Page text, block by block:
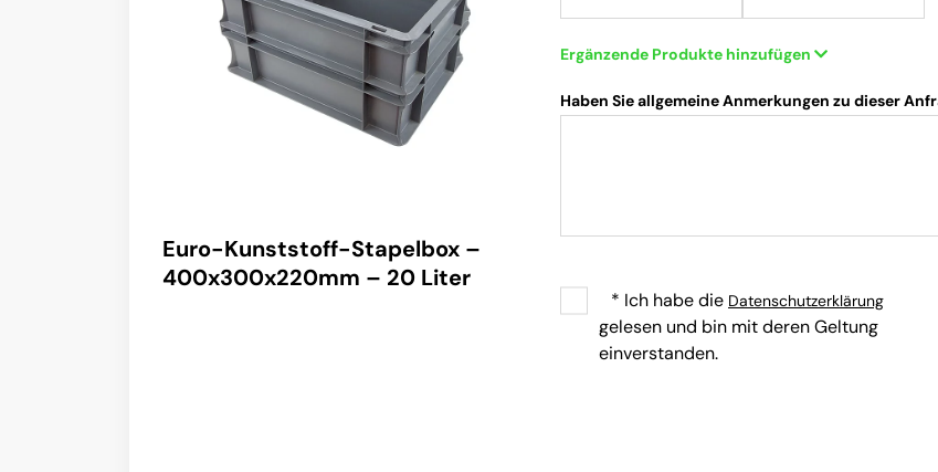
Euro-Kunststoff-Stapelbox –
400x300x220mm – 20 Liter
Ergänzende Produkte hinzufügen
Haben Sie allgemeine Anmerkungen zu dieser
* Ich habe die Datenschutzerklärung
gelesen und bin mit deren Geltung
einverstanden.